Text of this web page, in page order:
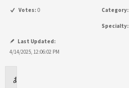
Votes: 0 Category:
Specialty:
Last Updated:
4/14/2025, 12:06:02 PM